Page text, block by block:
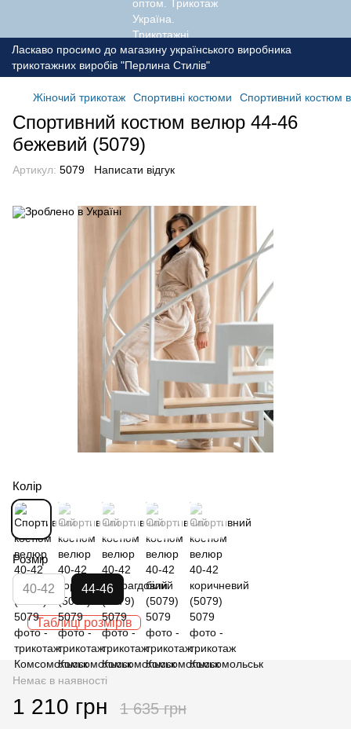
Ласкаво просимо до магазину українського виробника
трикотажних виробів "Перлина Стилів"
Жіночий трикотаж Спортивні костюми Спортивний костюм
Спортивний костюм велюр 44-46
бежевий (5079)
Артикул: 5079 Написати відгук
Колір
Розмір
40-42 44-46
Таблиці розмірів
Немає в наявності
1 210 грн 1 635 грн